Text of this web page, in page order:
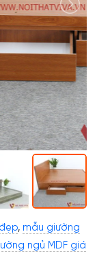
, mẫu giường
ngủ MDF giá